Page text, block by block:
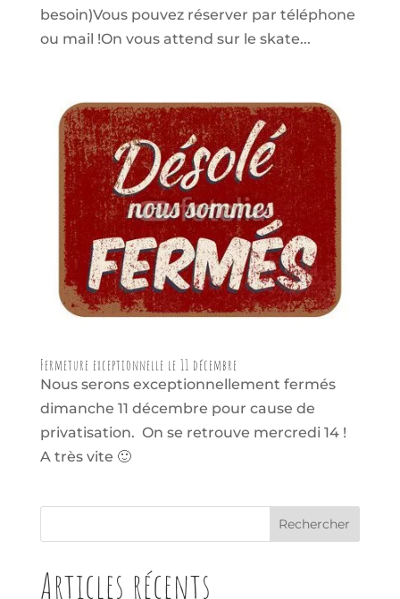
besoin)Vous pouvez réserver par téléphone
ou mail !On vous attend sur le skate...
Fermeture exceptionnelle le 11 décembre
Nous serons exceptionnellement fermés
dimanche 11 décembre pour cause de
privatisation. On se retrouve mercredi 14 !
A très vite 🙂
Articles récents